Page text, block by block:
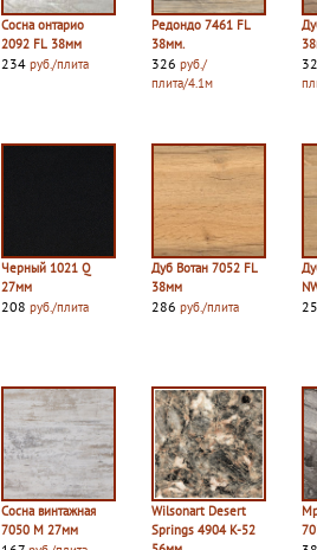
Сосна онтарио
2092 FL 38мм
234руб./плита
Редондо 7461 FL
38мм.
326 руб./
плита/4.1м
Черный 1021 Q
27мм
208руб./плита
Дуб Вотан 7052 FL
38мм
286 руб./плита
Сосна винтажная
7050 M 27мм
Wilsonart Desert
Springs 4904 K-52